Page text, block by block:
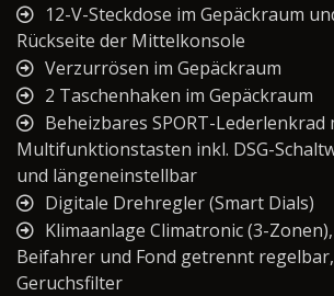
12-V-Steckdose im Gepäckraum
Rückseite der Mittelkonsole
Verzurrösen im Gepäckraum
2 Taschenhaken im Gepäckraum
Beheizbares SPORT-Lederlenkrad
Multifunktionstasten inkl. DSG-
und längeneinstellbar
Digitale Drehregler (Smart Dials)
Klimaanlage Climatronic (3-
Beifahrer und Fond getrennt
Geruchsfilter